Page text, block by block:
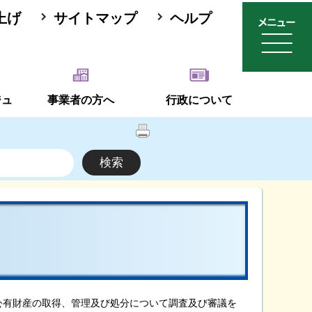
げ サイトマップ ヘルプ
事業者の方へ 行政について
財産の取得、管理及び処分について調査及び審議を